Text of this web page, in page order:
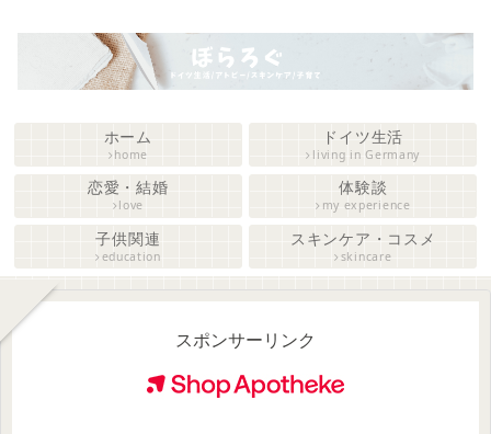
ホーム
home
ドイツ生活
living in Germany
恋愛・結婚
love
体験談
my experience
子供関連
education
スキンケア・コスメ
skincare
スポンサーリンク